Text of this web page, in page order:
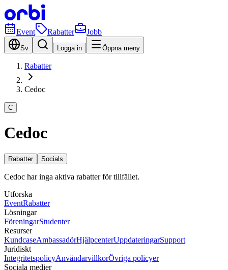
Event Rabatter Jobb
Sv Logga in Öppna meny
Rabatter
Cedoc
C
Cedoc
Rabatter Socials
Cedoc har inga aktiva rabatter för tillfället.
Utforska
EventRabatter
Lösningar
FöreningarStudenter
Resurser
KundcaseAmbassadörHjälpcenterUppdateringarSupport
Juridiskt
IntegritetspolicyAnvändarvillkorÖvriga policyer
Sociala medier